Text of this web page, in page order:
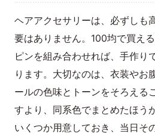
ヘアアクセサリーは、必ずしも
要はありません。100均で買え
ピンを組み合わせれば、手作り
ります。大切なのは、衣装やお
ールの色味とトーンをそろえる
すより、同系色でまとめたほう
いくつか用意しておき、当日そ